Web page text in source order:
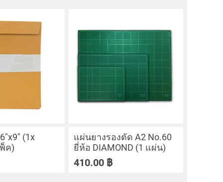
(1x
ค)
แผ่นยางรองตัด A2 No.60
ยี่ห้อ DIAMOND (1 แผ่น)
410.00 ฿